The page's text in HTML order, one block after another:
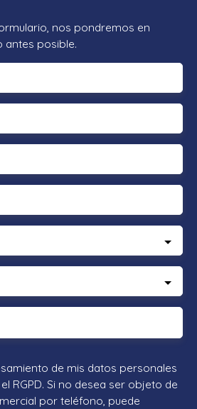
nos pondremos en
antes posible.
de mis datos personales
RGPD. Si no desea ser objeto de
por teléfono, puede